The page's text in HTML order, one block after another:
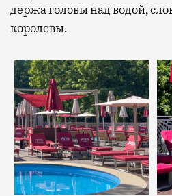
держа головы над водой,
королевы.